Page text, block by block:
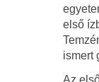
első
ismert
Az